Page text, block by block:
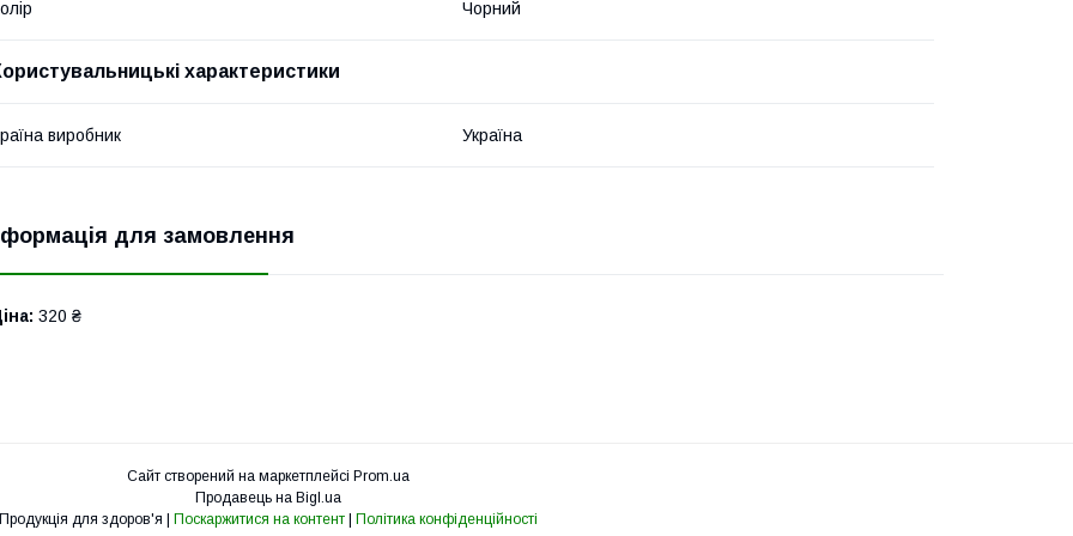
Чорний
характеристики
виробник Україна
для замовлення
320 ₴
Сайт створений на маркетплейсі Prom.ua
Продавець на Bigl.ua
Продукція для здоров'я | Поскаржитися на контент | Політика конфіденційності